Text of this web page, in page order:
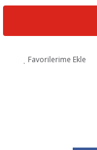
Favorilerime Ekle